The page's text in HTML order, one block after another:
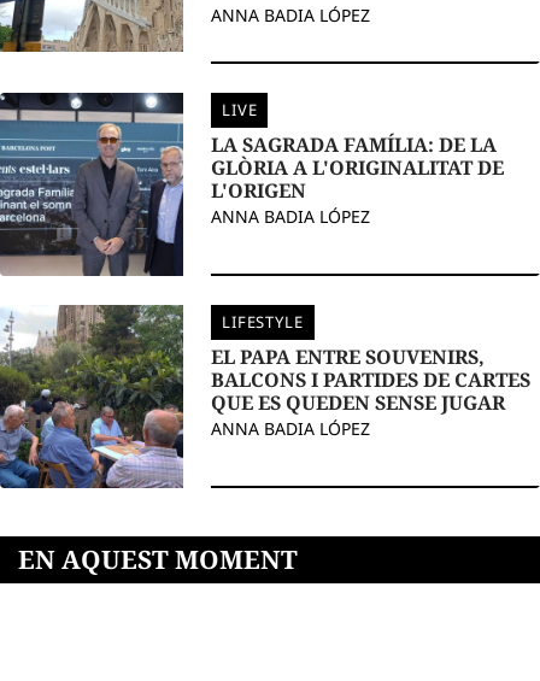
ANNA BADIA LÓPEZ
LIVE
LA SAGRADA FAMÍLIA: DE LA
GLÒRIA A L'ORIGINALITAT DE
L'ORIGEN
ANNA BADIA LÓPEZ
LIFESTYLE
EL PAPA ENTRE SOUVENIRS,
BALCONS I PARTIDES DE CARTES
QUE ES QUEDEN SENSE JUGAR
ANNA BADIA LÓPEZ
EN AQUEST MOMENT